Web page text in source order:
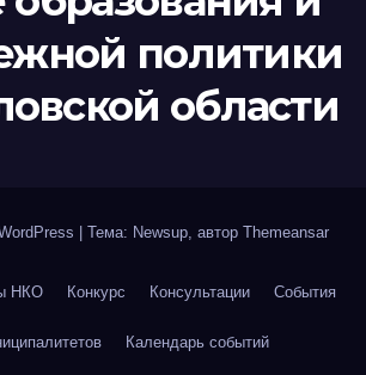
политики
области
Тема: Newsup, автор Themeansar
НКО Конкурс Консультации События
Календарь событий